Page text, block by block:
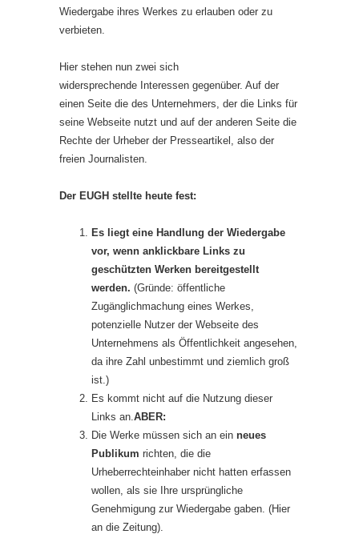
Wiedergabe ihres Werkes zu erlauben oder zu
verbieten.
Hier stehen nun zwei sich
widersprechende Interessen gegenüber. Auf der
einen Seite die des Unternehmers, der die Links für
seine Webseite nutzt und auf der anderen Seite die
Rechte der Urheber der Presseartikel, also der
freien Journalisten.
Der EUGH stellte heute fest:
Es liegt eine Handlung der Wiedergabe
vor, wenn anklickbare Links zu
geschützten Werken bereitgestellt
werden. (Gründe: öffentliche
Zugänglichmachung eines Werkes,
potenzielle Nutzer der Webseite des
Unternehmens als Öffentlichkeit angesehen,
da ihre Zahl unbestimmt und ziemlich groß
ist.)
Es kommt nicht auf die Nutzung dieser
Links an.ABER:
Die Werke müssen sich an ein neues
Publikum richten, die die
Urheberrechteinhaber nicht hatten erfassen
wollen, als sie Ihre ursprüngliche
Genehmigung zur Wiedergabe gaben. (Hier
an die Zeitung).